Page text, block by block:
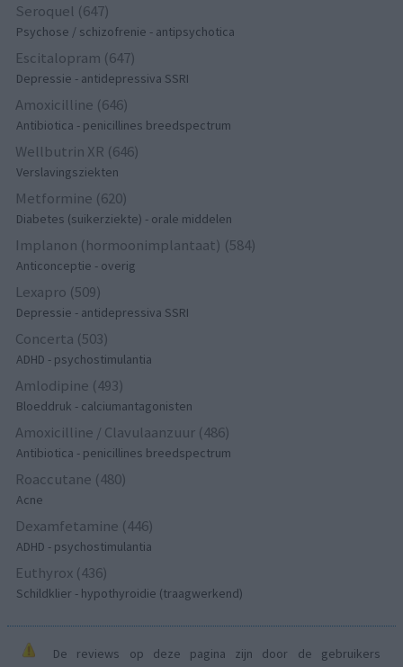
Seroquel (647)
Psychose / schizofrenie - antipsychotica
Escitalopram (647)
Depressie - antidepressiva SSRI
Amoxicilline (646)
Antibiotica - penicillines breedspectrum
Wellbutrin XR (646)
Verslavingsziekten
Metformine (620)
Diabetes (suikerziekte) - orale middelen
Implanon (hormoonimplantaat) (584)
Anticonceptie - overig
Lexapro (509)
Depressie - antidepressiva SSRI
Concerta (503)
ADHD - psychostimulantia
Amlodipine (493)
Bloeddruk - calciumantagonisten
Amoxicilline / Clavulaanzuur (486)
Antibiotica - penicillines breedspectrum
Roaccutane (480)
Acne
Dexamfetamine (446)
ADHD - psychostimulantia
Euthyrox (436)
Schildklier - hypothyroidie (traagwerkend)
De reviews op deze pagina zijn door de gebruikers